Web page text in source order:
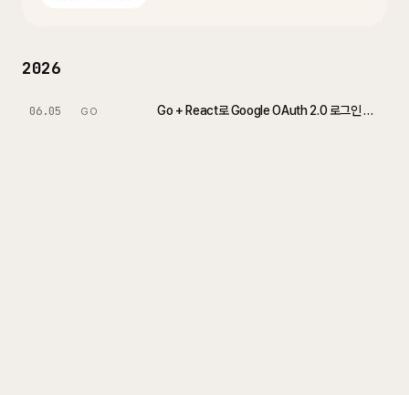
2026
06.05 GO Go + React로 Google OAuth 2.0 로그인 구현하기 (JWT vs 세션)